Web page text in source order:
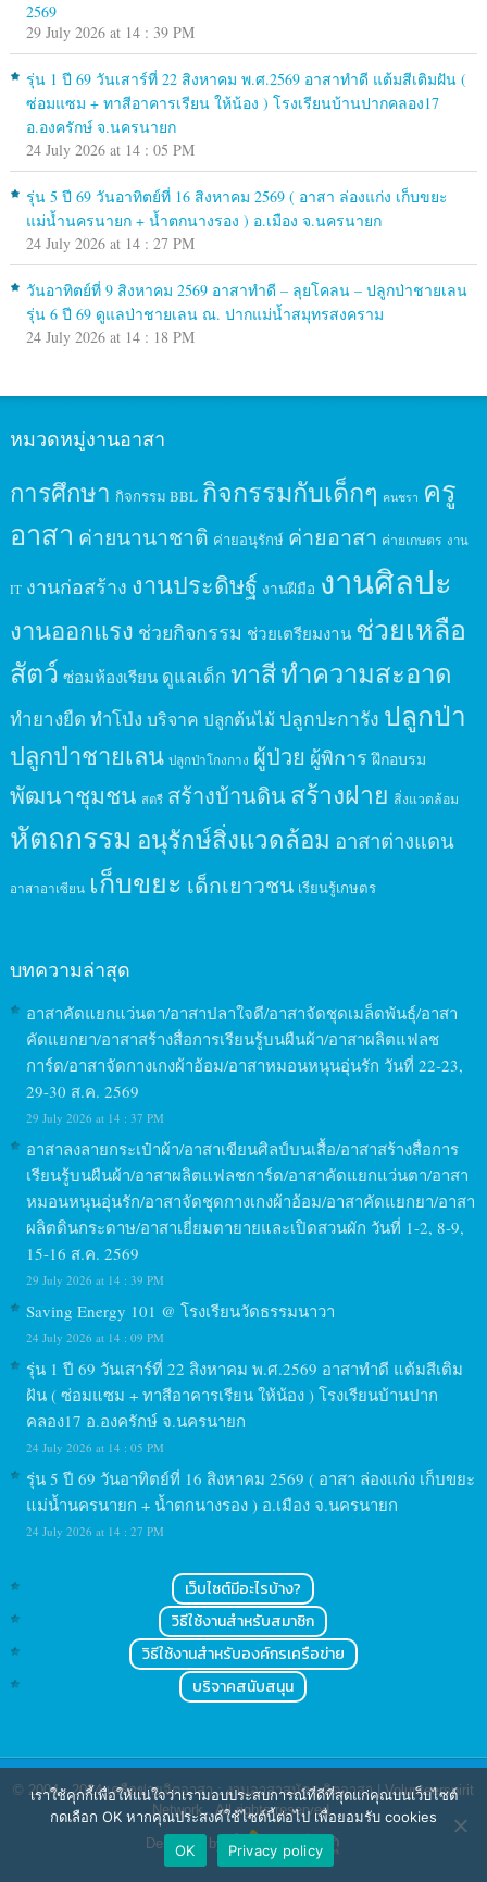
2569
29 July 2026 at 14 : 39 PM
รุ่น 1 ปี 69 วันเสาร์ที่ 22 สิงหาคม พ.ศ.2569 อาสาทำดี แต้มสีเติมฝัน (
ซ่อมแซม + ทาสีอาคารเรียน ให้น้อง ) โรงเรียนบ้านปากคลอง17
อ.องครักษ์ จ.นครนายก
24 July 2026 at 14 : 05 PM
รุ่น 5 ปี 69 วันอาทิตย์ที่ 16 สิงหาคม 2569 ( อาสา ล่องแก่ง เก็บขยะ
แม่น้ำนครนายก + น้ำตกนางรอง ) อ.เมือง จ.นครนายก
24 July 2026 at 14 : 27 PM
วันอาทิตย์ที่ 9 สิงหาคม 2569 อาสาทำดี – ลุยโคลน – ปลูกป่าชายเลน
รุ่น 6 ปี 69 ดูแลป่าชายเลน ณ. ปากแม่น้ำสมุทรสงคราม
24 July 2026 at 14 : 18 PM
หมวดหมู่งานอาสา
การศึกษา กิจกรรม BBL กิจกรรมกับเด็กๆ คนชรา ครู
อาสา ค่ายนานาชาติ ค่ายอนุรักษ์ ค่ายอาสา ค่ายเกษตร งาน
IT งานก่อสร้าง งานประดิษฐ์ งานฝีมือ งานศิลปะ
งานออกแรง ช่วยกิจกรรม ช่วยเตรียมงาน ช่วยเหลือ
สัตว์ ซ่อมห้องเรียน ดูแลเด็ก ทาสีทำความสะอาด
ทำยางยืด ทำโป่ง บริจาค ปลูกต้นไม้ ปลูกปะการัง ปลูกป่า
ปลูกป่าชายเลน ปลูกป่าโกงกาง ผู้ป่วย ผู้พิการ ฝึกอบรม
พัฒนาชุมชน สตรี สร้างบ้านดินสร้างฝาย สิ่งแวดล้อม
หัตถกรรม อนุรักษ์สิ่งแวดล้อม อาสาต่างแดน
อาสาอาเซียน เก็บขยะ เด็กเยาวชน เรียนรู้เกษตร
บทความล่าสุด
อาสาคัดแยกแว่นตา/อาสาปลาใจดี/อาสาจัดชุดเมล็ดพันธุ์/อาสา
คัดแยกยา/อาสาสร้างสื่อการเรียนรู้บนผืนผ้า/อาสาผลิตแฟลช
การ์ด/อาสาจัดกางเกงผ้าอ้อม/อาสาหมอนหนุนอุ่นรัก วันที่ 22-23,
29-30 ส.ค. 2569
29 July 2026 at 14 : 37 PM
อาสาลงลายกระเป๋าผ้า/อาสาเขียนศิลป์บนเสื้อ/อาสาสร้างสื่อการ
เรียนรู้บนผืนผ้า/อาสาผลิตแฟลชการ์ด/อาสาคัดแยกแว่นตา/อาสา
หมอนหนุนอุ่นรัก/อาสาจัดชุดกางเกงผ้าอ้อม/อาสาคัดแยกยา/อาสา
ผลิตดินกระดาษ/อาสาเยี่ยมตายายและเปิดสวนผัก วันที่ 1-2, 8-9,
15-16 ส.ค. 2569
29 July 2026 at 14 : 39 PM
Saving Energy 101 @ โรงเรียนวัดธรรมนาวา
24 July 2026 at 14 : 09 PM
รุ่น 1 ปี 69 วันเสาร์ที่ 22 สิงหาคม พ.ศ.2569 อาสาทำดี แต้มสีเติม
ฝัน ( ซ่อมแซม + ทาสีอาคารเรียน ให้น้อง ) โรงเรียนบ้านปาก
คลอง17 อ.องครักษ์ จ.นครนายก
24 July 2026 at 14 : 05 PM
รุ่น 5 ปี 69 วันอาทิตย์ที่ 16 สิงหาคม 2569 ( อาสา ล่องแก่ง เก็บขยะ
แม่น้ำนครนายก + น้ำตกนางรอง ) อ.เมือง จ.นครนายก
24 July 2026 at 14 : 27 PM
เว็บไซต์มีอะไรบ้าง?
วิธีใช้งานสำหรับสมาชิก
วิธีใช้งานสำหรับองค์กรเครือข่าย
บริจาคสนับสนุน
© 2004 - 2024เครือข่ายจิตอาสา : งานอาสาสมัคร จิตอาสา | Volunteerspirit
Network. All rights reserved.
Designed by
เราใช้คุกกี้เพื่อให้แน่ใจว่าเรามอบประสบการณ์ที่ดีที่สุดแก่คุณบนเว็บไซต์
กดเลือก OK หากคุณประสงค์ใช้ไซต์นี้ต่อไป เพื่อยอมรับ cookies
OK
Privacy policy